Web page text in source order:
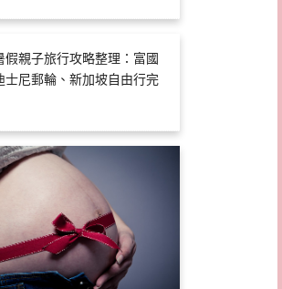
假親子旅行攻略整理：富國
士尼郵輪、新加坡自由行完